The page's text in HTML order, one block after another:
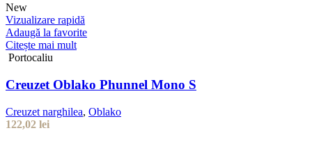
New
Vizualizare rapidă
Adaugă la favorite
Citește mai mult
Portocaliu
Creuzet Oblako Phunnel Mono S
Creuzet narghilea, Oblako
122,02 lei